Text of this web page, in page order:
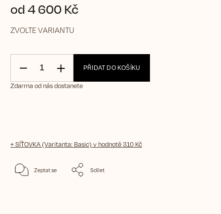
od4 600 Kč
ZVOLTE VARIANTU
PŘIDAT DO KOŠÍKU
Zdarma od nás dostanete
+ SÍŤOVKA (Varitanta: Basic) v hodnotě 310 Kč
Zeptat se Sdílet